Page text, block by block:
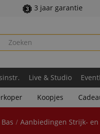
3 jaar garantie
Live & Studio
Koopjes
Aanbiedingen Strijk-